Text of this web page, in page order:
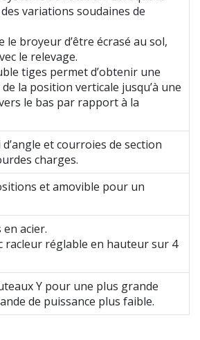
variations soudaines de
le broyeur d’être écrasé au sol,
le relevage.
tiges permet d’obtenir une
la position verticale jusqu’à une
le bas par rapport à la
et courroies de section
charges.
et amovible pour un
acier.
racleur réglable en hauteur sur 4
Y pour une plus grande
de puissance plus faible.